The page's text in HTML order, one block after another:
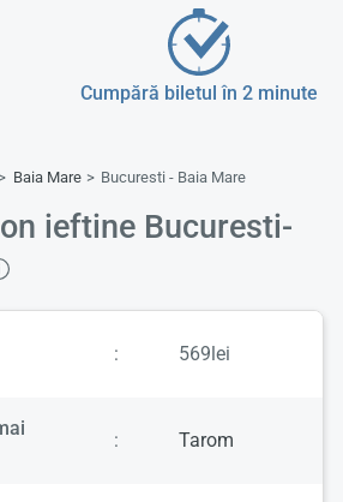
Cumpără biletul în 2 minute
Baia Mare Bucuresti - Baia Mare
ieftine Bucuresti-
: 569lei
: Tarom